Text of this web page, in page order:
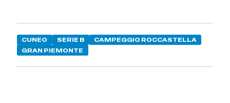
CUNEO SERIE B
CAMPEGGIO ROCCASTELLA
GRAN PIEMONTE